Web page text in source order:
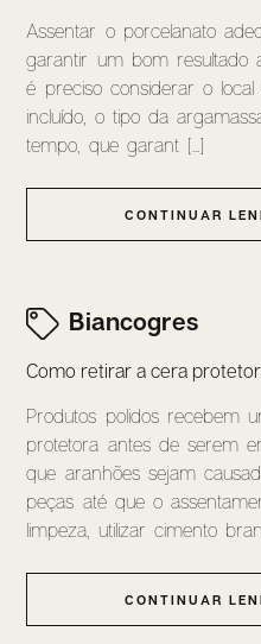
Assentar o porcelanato
garantir um bom resultado
é preciso considerar o
incluído, o tipo da
tempo, que garant [...]
CONTINUAR
Biancogres
Como retirar a cera
Produtos polidos recebem
protetora antes de serem
que aranhões sejam
peças até que o
limpeza, utilizar cimento
CONTINUAR